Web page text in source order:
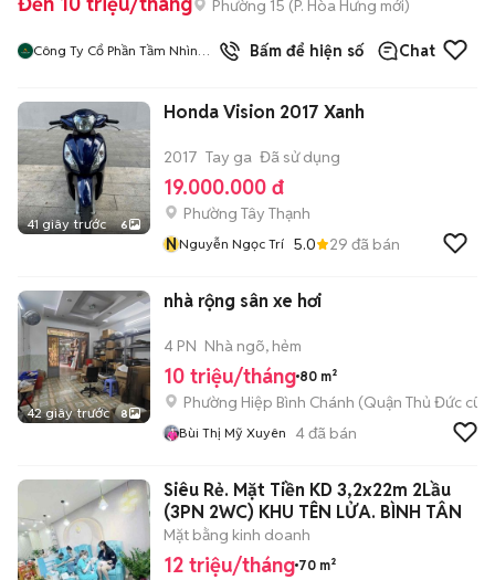
Phường 15 (P. Hòa Hưng mới)
Công Ty Cổ Phần Tầm Nhìn
Bấm để hiện số Chat
41 giây trước 6
Honda Vision 2017 Xanh
2017 Tay ga Đã sử dụng
19.000.000 đ
Phường Tây Thạnh
NNguyễn Ngọc Trí 5.0 29 đã bán
42 giây trước 8
nhà rộng sân xe hơi
4 PN Nhà ngõ, hẻm
10 triệu/tháng 80 m²
Phường Hiệp Bình Chánh (Quận Thủ Đức cũ)
Bùi Thị Mỹ Xuyên 4đã bán
Siêu Rẻ. Mặt Tiền KD 3,2x22m 2Lầu
(3PN 2WC) KHU TÊN LỬA. BÌNH TÂN
Mặt bằng kinh doanh
12 triệu/tháng 70 m²